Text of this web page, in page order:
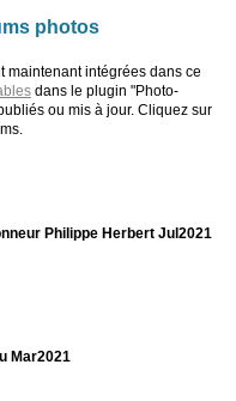
photos
maintenant intégrées dans ce
dans le plugin "Photo-
ou mis à jour. Cliquez sur
Philippe Herbert Jul2021
Mar2021